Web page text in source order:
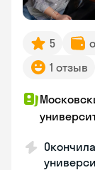
5
1 отзыв